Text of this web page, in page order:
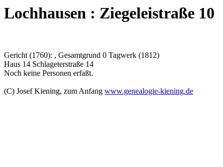
Lochhausen : Ziegeleistraße 10
Gericht (1760): , Gesamtgrund 0 Tagwerk (1812)
Haus 14 Schlageterstraße 14
Noch keine Personen erfaßt.
(C) Josef Kiening, zum Anfang www.genealogie-kiening.de